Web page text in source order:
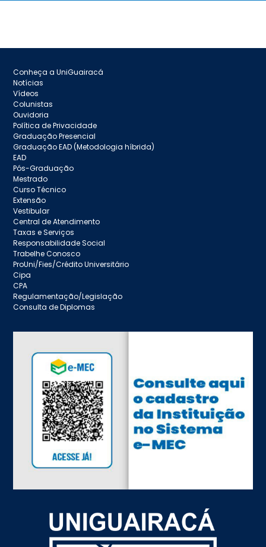
Conheça a UniGuairacá
Notícias
Vídeos
Colunistas
Ouvidoria
Política de Privacidade
Graduação Presencial
Graduação EAD (Metodologia híbrida)
EAD
Pós-Graduação
Mestrado
Curso Técnico
Extensão
Vestibular
Central de Atendimento
Taxas e Serviços
Responsabilidade Social
Trabelhe Conosco
ProUni/Fies/Crédito Universitário
Cipa
CPA
Regulamentação/Legislação
Consulta de Diplomas